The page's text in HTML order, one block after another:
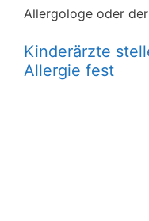
Allergologe oder
Kinderärzte
Allergie fest